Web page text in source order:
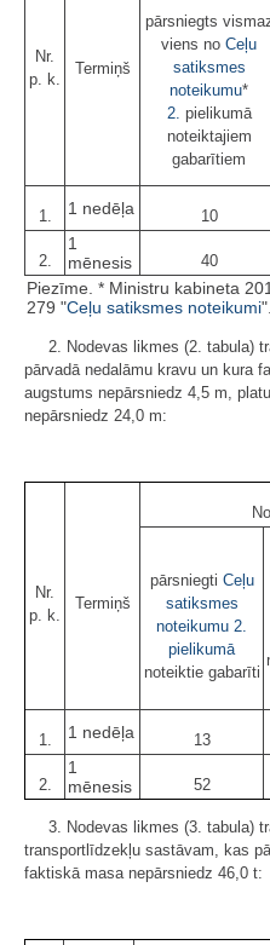
Nr.
p. k.
Termiņš
pārsniegts
viens no Ceļu
satiksmes
noteikumu*
2. pielikumā
noteiktajiem
gabarītiem
1. 1 nedēļa 10
2.
1
mēnesis
40
Piezīme. * Ministru kabineta
279 "Ceļu satiksmes noteikumi".
2. Nodevas likmes (2. tabula)
pārvadā nedalāmu kravu un kura
augstums nepārsniedz 4,5 m,
nepārsniedz 24,0 m:
Nr.
p. k.
Termiņš
pārsniegti Ceļu
satiksmes
noteikumu 2.
pielikumā
noteiktie gabarīti
1. 1 nedēļa 13
2.
1
mēnesis
52
3. Nodevas likmes (3. tabula)
transportlīdzekļu sastāvam, kas
faktiskā masa nepārsniedz 46,0 t: